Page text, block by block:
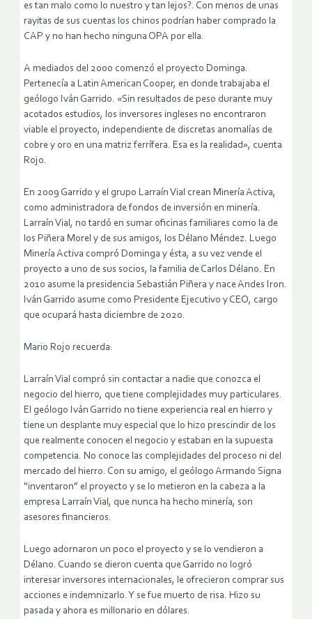
es tan malo como lo nuestro y tan lejos?. Con menos de unas
rayitas de sus cuentas los chinos podrían haber comprado la
CAP y no han hecho ninguna OPA por ella.
A mediados del 2000 comenzó el proyecto Dominga.
Pertenecía a Latin American Cooper, en donde trabajaba el
geólogo Iván Garrido. «Sin resultados de peso durante muy
acotados estudios, los inversores ingleses no encontraron
viable el proyecto, independiente de discretas anomalías de
cobre y oro en una matriz ferrífera. Esa es la realidad», cuenta
Rojo.
En 2009 Garrido y el grupo Larraín Vial crean Minería Activa,
como administradora de fondos de inversión en minería.
Larraín Vial, no tardó en sumar oficinas familiares como la de
los Piñera Morel y de sus amigos, los Délano Méndez. Luego
Minería Activa compró Dominga y ésta, a su vez vende el
proyecto a uno de sus socios, la familia de Carlos Délano. En
2010 asume la presidencia Sebastián Piñera y nace Andes Iron.
Iván Garrido asume como Presidente Ejecutivo y CEO, cargo
que ocupará hasta diciembre de 2020.
Mario Rojo recuerda:
Larraín Vial compró sin contactar a nadie que conozca el
negocio del hierro, que tiene complejidades muy particulares.
El geólogo Iván Garrido no tiene experiencia real en hierro y
tiene un desplante muy especial que lo hizo prescindir de los
que realmente conocen el negocio y estaban en la supuesta
competencia. No conoce las complejidades del proceso ni del
mercado del hierro. Con su amigo, el geólogo Armando Signa
“inventaron” el proyecto y se lo metieron en la cabeza a la
empresa Larraín Vial, que nunca ha hecho minería, son
asesores financieros.
Luego adornaron un poco el proyecto y se lo vendieron a
Délano. Cuando se dieron cuenta que Garrido no logró
interesar inversores internacionales, le ofrecieron comprar sus
acciones e indemnizarlo. Y se fue muerto de risa. Hizo su
pasada y ahora es millonario en dólares.